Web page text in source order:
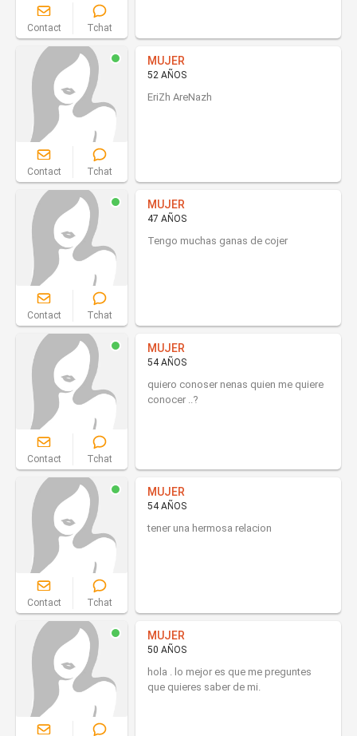
Contact Tchat
Contact Tchat
MUJER
52 AÑOS
EriZh AreNazh
Contact Tchat
MUJER
47 AÑOS
Tengo muchas ganas de cojer
Contact Tchat
MUJER
54 AÑOS
quiero conoser nenas quien me quiere
conocer ..?
Contact Tchat
MUJER
54 AÑOS
tener una hermosa relacion
MUJER
50 AÑOS
hola . lo mejor es que me preguntes
que quieres saber de mi.